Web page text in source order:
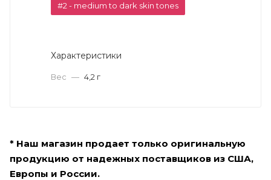
#2 - medium to dark skin tones
Характеристики
Вес — 4,2 г
* Наш магазин продает только оригинальную
продукцию от надежных поставщиков из США,
Европы и России.